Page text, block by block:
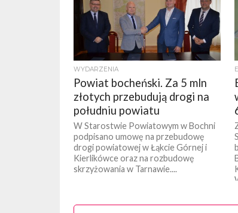
WYDARZENIA
Powiat bocheński. Za 5 mln
złotych przebudują drogi na
południu powiatu
W Starostwie Powiatowym w Bochni
podpisano umowę na przebudowę
drogi powiatowej w Łąkcie Górnej i
Kierlikówce oraz na rozbudowę
skrzyżowania w Tarnawie....